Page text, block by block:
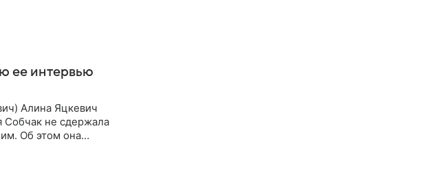
ее интервью
Алина Яцкевич
Собчак не сдержала
Об этом она